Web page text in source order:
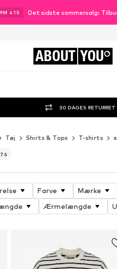
M 39 S Det sidste sommersalg:
ABOUT YOU
30 DAGES RETURRET
Tøj Shirts & Tops T-shirts
76
Farve Mærke
Ærmelængde